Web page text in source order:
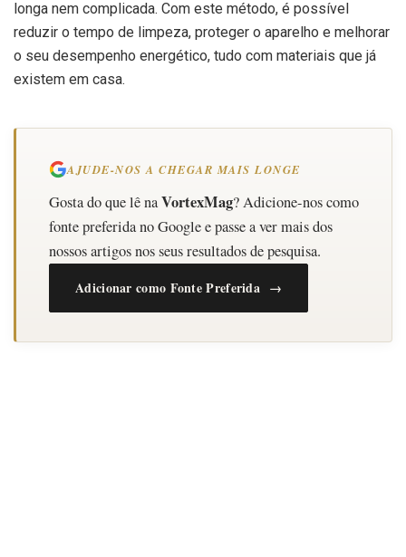
longa nem complicada. Com este método, é possível
reduzir o tempo de limpeza, proteger o aparelho e melhorar
o seu desempenho energético, tudo com materiais que já
existem em casa.
AJUDE-NOS A CHEGAR MAIS LONGE
Gosta do que lê naVortexMag? Adicione-nos como
fonte preferida no Google e passe a ver mais dos
nossos artigos nos seus resultados de pesquisa.
Adicionar como Fonte Preferida →